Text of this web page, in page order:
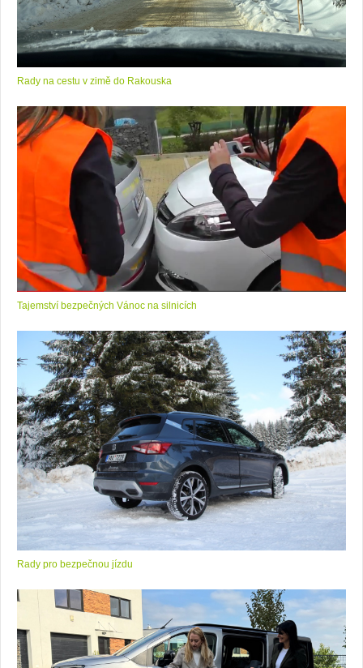
Rady na cestu v zimě do Rakouska
Tajemství bezpečných Vánoc na silnicích
Rady pro bezpečnou jízdu